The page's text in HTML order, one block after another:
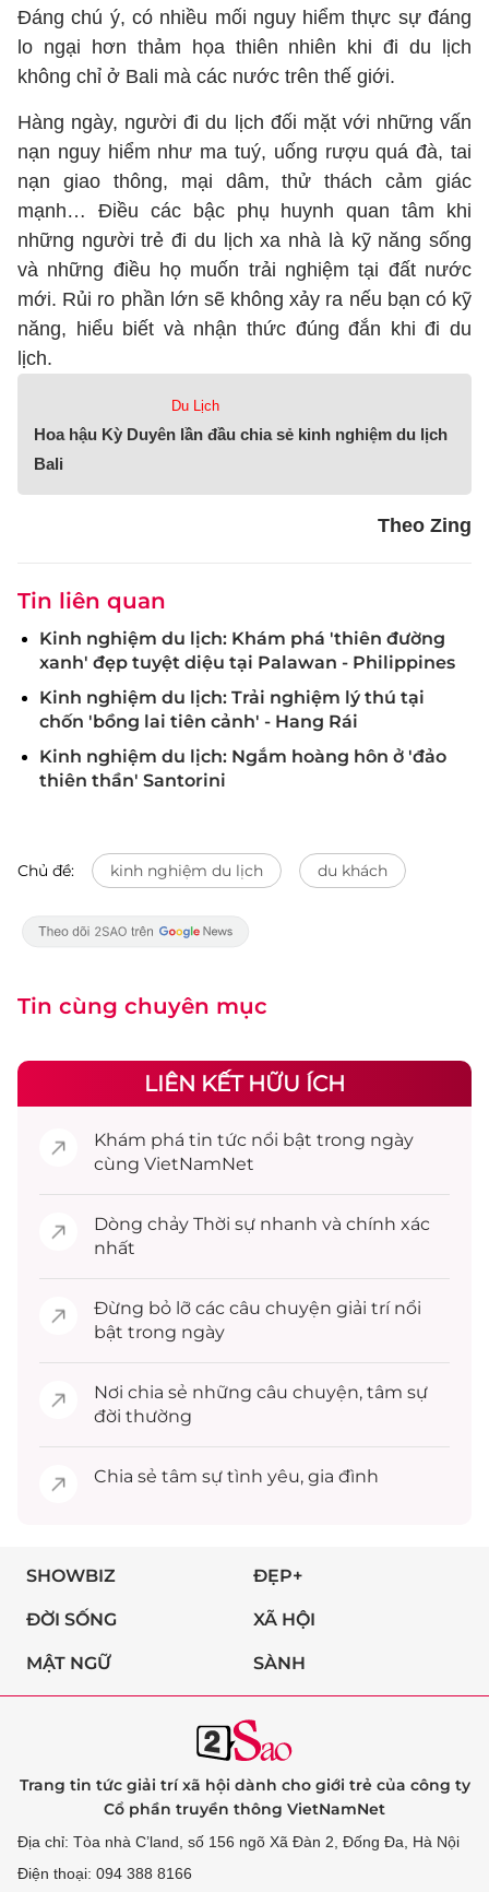
Đáng chú ý, có nhiều mối nguy hiểm thực sự đáng
lo ngại hơn thảm họa thiên nhiên khi đi du lịch
không chỉ ở Bali mà các nước trên thế giới.
Hàng ngày, người đi du lịch đối mặt với những vấn
nạn nguy hiểm như ma tuý, uống rượu quá đà, tai
nạn giao thông, mại dâm, thử thách cảm giác
mạnh… Điều các bậc phụ huynh quan tâm khi
những người trẻ đi du lịch xa nhà là kỹ năng sống
và những điều họ muốn trải nghiệm tại đất nước
mới. Rủi ro phần lớn sẽ không xảy ra nếu bạn có kỹ
năng, hiểu biết và nhận thức đúng đắn khi đi du
lịch.
Du Lịch
Hoa hậu Kỳ Duyên lần đầu chia sẻ kinh nghiệm du lịch
Bali
Theo Zing
Tin liên quan
Kinh nghiệm du lịch: Khám phá 'thiên đường
xanh' đẹp tuyệt diệu tại Palawan - Philippines
Kinh nghiệm du lịch: Trải nghiệm lý thú tại
chốn 'bồng lai tiên cảnh' - Hang Rái
Kinh nghiệm du lịch: Ngắm hoàng hôn ở 'đảo
thiên thần' Santorini
Chủ đề: kinh nghiệm du lịch du khách
Tin cùng chuyên mục
LIÊN KẾT HỮU ÍCH
Khám phá tin tức nổi bật trong ngày
cùng VietNamNet
Dòng chảy Thời sự nhanh và chính xác
nhất
Đừng bỏ lỡ các câu chuyện giải trínổi
bật trong ngày
Nơi chia sẻ những câu chuyện, tâm sự
đời thường
Chia sẻ tâm sự tình yêu, gia đình
SHOWBIZ ĐẸP+
ĐỜI SỐNG XÃ HỘI
MẬT NGỮ SÀNH
Trang tin tức giải trí xã hội dành cho giới trẻ của công ty
Cổ phần truyền thông VietNamNet
Địa chỉ: Tòa nhà C’land, số 156 ngõ Xã Đàn 2, Đống Đa, Hà Nội
Điện thoại: 094 388 8166